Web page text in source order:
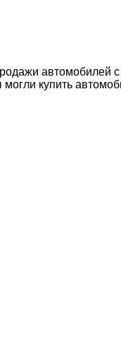
автомобилей
купить